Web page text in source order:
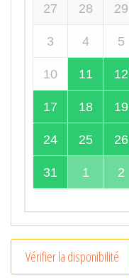
27 28 29
3 4 5
10 11 12
17 18 19
24 25 26
31 1 2
Vérifier la disponibilité